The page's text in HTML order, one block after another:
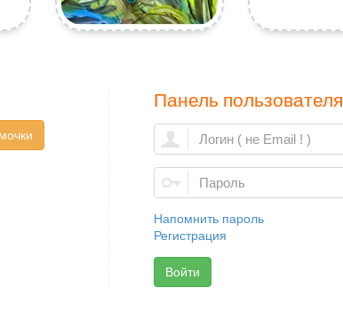
Панель пользователя
Напомнить пароль
Регистрация
Войти